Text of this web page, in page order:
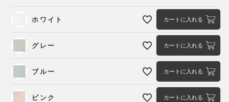
ホワイト カートに入れる
グレー カートに入れる
ブルー カートに入れる
ピンク カートに入れる